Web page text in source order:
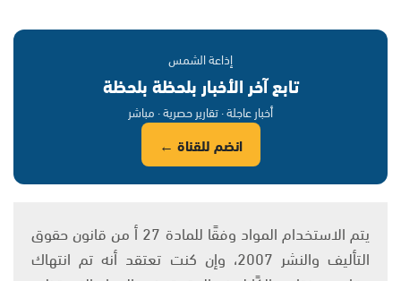
إذاعة الشمس
تابع آخر الأخبار بلحظة بلحظة
أخبار عاجلة · تقارير حصرية · مباشر
انضم للقناة ←
يتم الاستخدام المواد وفقًا للمادة 27 أ من قانون حقوق
التأليف والنشر 2007، وإن كنت تعتقد أنه تم انتهاك